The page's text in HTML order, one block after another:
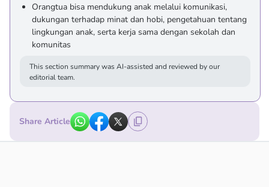
Orangtua bisa mendukung anak melalui komunikasi,
dukungan terhadap minat dan hobi, pengetahuan tentang
lingkungan anak, serta kerja sama dengan sekolah dan
komunitas
This section summary was AI-assisted and reviewed by our
editorial team.
Share Article